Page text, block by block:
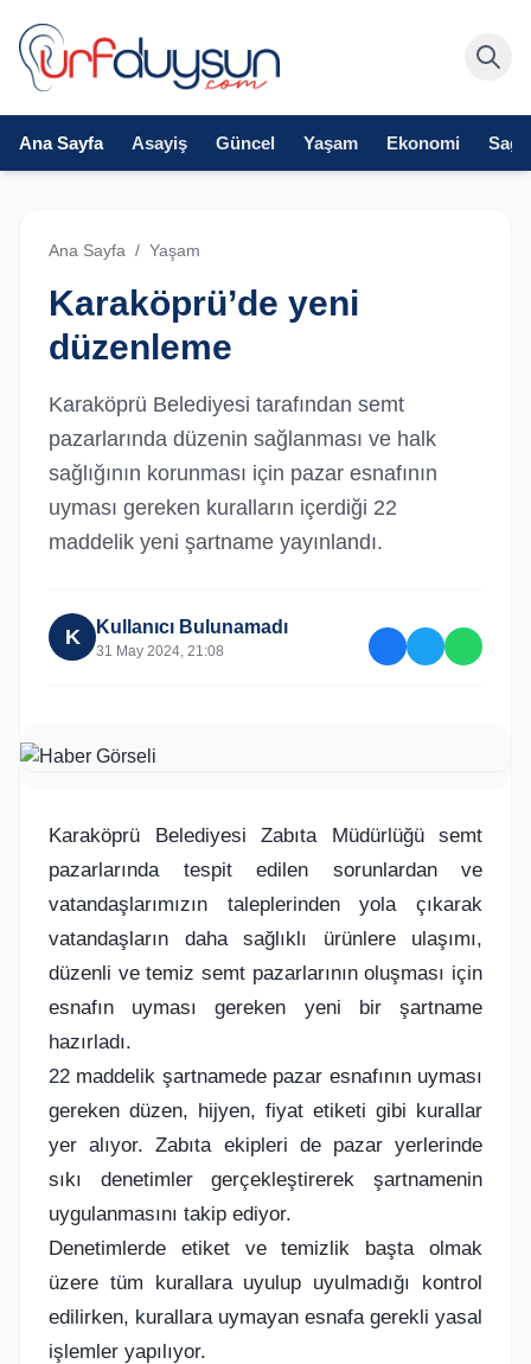
Ana Sayfa Asayiş Güncel Yaşam Ekonomi
Ana Sayfa / Yaşam
Karaköprü’de yeni
düzenleme
Karaköprü Belediyesi tarafından semt
pazarlarında düzenin sağlanması ve halk
sağlığının korunması için pazar esnafının
uyması gereken kuralların içerdiği 22
maddelik yeni şartname yayınlandı.
K Kullanıcı Bulunamadı
31 May 2024, 21:08
Karaköprü Belediyesi Zabıta Müdürlüğü semt
pazarlarında tespit edilen sorunlardan ve
vatandaşlarımızın taleplerinden yola çıkarak
vatandaşların daha sağlıklı ürünlere ulaşımı,
düzenli ve temiz semt pazarlarının oluşması için
esnafın uyması gereken yeni bir şartname
hazırladı.
22 maddelik şartnamede pazar esnafının uyması
gereken düzen, hijyen, fiyat etiketi gibi kurallar
yer alıyor. Zabıta ekipleri de pazar yerlerinde
sıkı denetimler gerçekleştirerek şartnamenin
uygulanmasını takip ediyor.
Denetimlerde etiket ve temizlik başta olmak
üzere tüm kurallara uyulup uyulmadığı kontrol
edilirken, kurallara uymayan esnafa gerekli yasal
işlemler yapılıyor.